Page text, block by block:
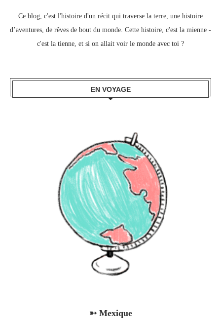
Ce blog, c'est l'histoire d'un récit qui traverse la terre, une histoire
d’aventures, de rêves de bout du monde. Cette histoire, c'est la mienne -
c'est la tienne, et si on allait voir le monde avec toi ?
EN VOYAGE
➳ Mexique